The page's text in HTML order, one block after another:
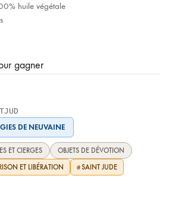
huile végétale
gagner
DE NEUVAINE
ET CIERGES OBJETS DE DÉVOTION
ET LIBÉRATION #SAINT JUDE